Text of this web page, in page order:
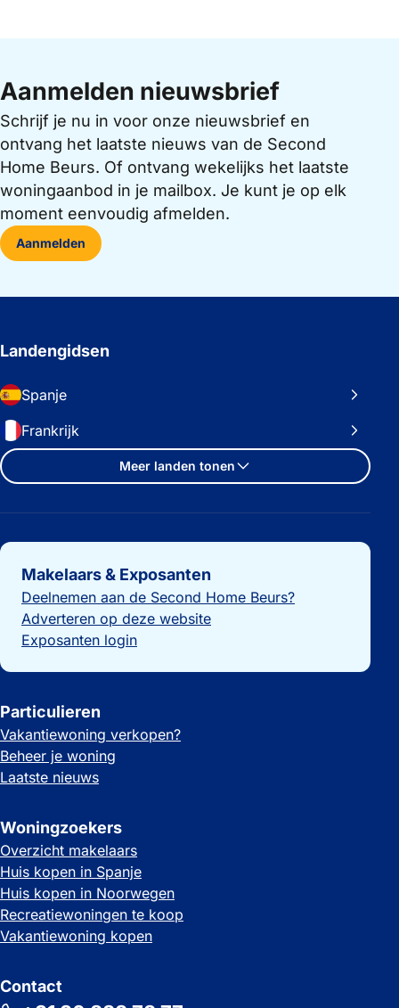
Aanmelden nieuwsbrief
Schrijf je nu in voor onze nieuwsbrief en
ontvang het laatste nieuws van de Second
Home Beurs. Of ontvang wekelijks het laatste
woningaanbod in je mailbox. Je kunt je op elk
moment eenvoudig afmelden.
Aanmelden
Landengidsen
Spanje
Frankrijk
Meer landen tonen
Belangrijke links
Makelaars & Exposanten
Deelnemen aan de Second Home Beurs?
Adverteren op deze website
Exposanten login
Particulieren
Vakantiewoning verkopen?
Beheer je woning
Laatste nieuws
Woningzoekers
Overzicht makelaars
Huis kopen in Spanje
Huis kopen in Noorwegen
Recreatiewoningen te koop
Vakantiewoning kopen
Contact